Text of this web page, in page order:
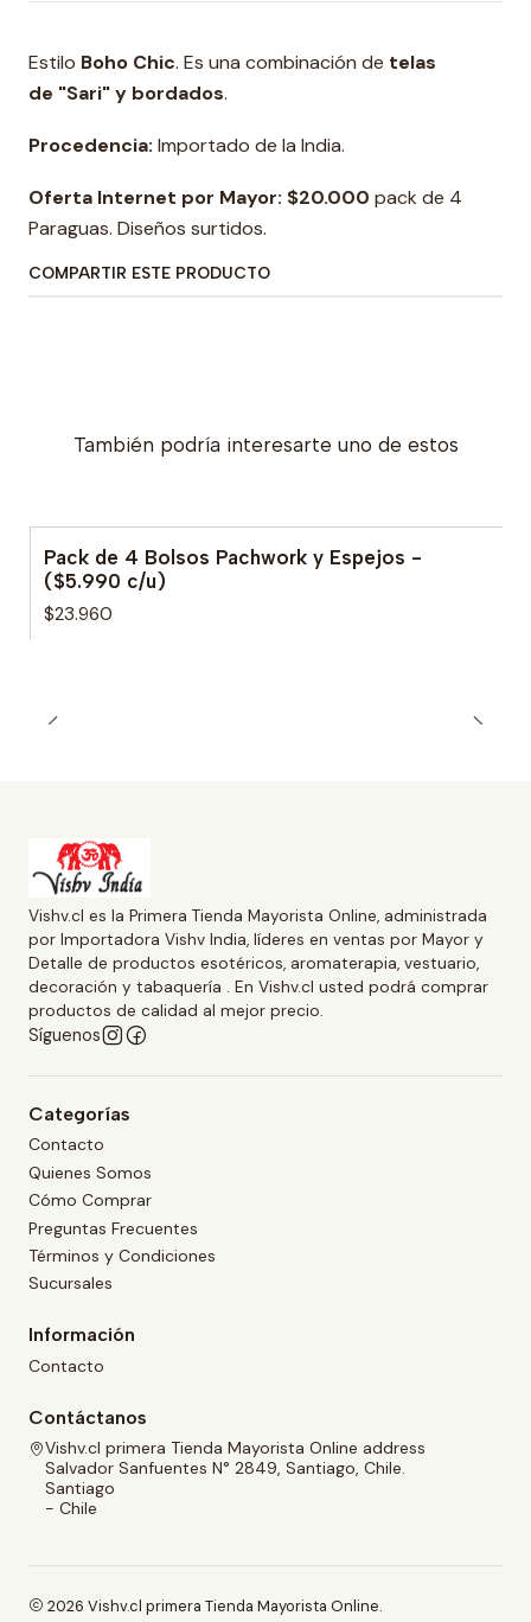
Estilo Boho Chic. Es una combinación de telas
de "Sari" y bordados.
Procedencia: Importado de la India.
Oferta Internet por Mayor: $20.000 pack de 4
Paraguas. Diseños surtidos.
COMPARTIR ESTE PRODUCTO
También podría interesarte uno de estos
Pack de 4 Bolsos Pachwork y Espejos -
($5.990 c/u)
$23.960
Vishv.cl es la Primera Tienda Mayorista Online, administrada
por Importadora Vishv India, líderes en ventas por Mayor y
Detalle de productos esotéricos, aromaterapia, vestuario,
decoración y tabaquería . En Vishv.cl usted podrá comprar
productos de calidad al mejor precio.
Síguenos
Categorías
Contacto
Quienes Somos
Cómo Comprar
Preguntas Frecuentes
Términos y Condiciones
Sucursales
Información
Contacto
Contáctanos
Vishv.cl primera Tienda Mayorista Online address
Salvador Sanfuentes N° 2849, Santiago, Chile.
Santiago
- Chile
2026 Vishv.cl primera Tienda Mayorista Online.